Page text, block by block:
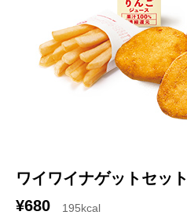
ワイワイナゲットセット
¥680
195kcal